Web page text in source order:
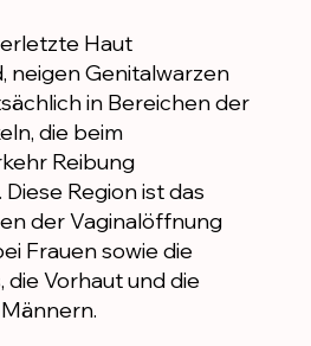
Haut
neigen Genitalwarzen
in Bereichen der
die beim
Reibung
Region ist das
der Vaginalöffnung
Frauen sowie die
die Vorhaut und die